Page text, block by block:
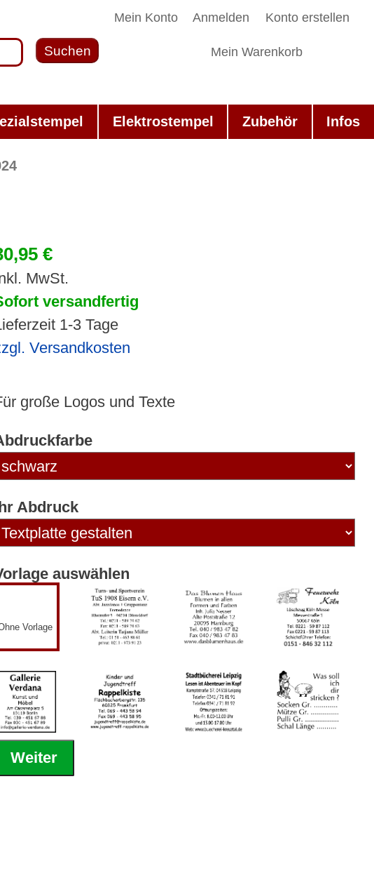
Mein Konto Anmelden Konto erstellen
Mein Warenkorb
Suchen
Elektrostempel Zubehör Infos
€
MwSt.
versandfertig
1-3 Tage
Versandkosten
große Logos und Texte
Abdruck
auswählen
Vorlage
Weiter